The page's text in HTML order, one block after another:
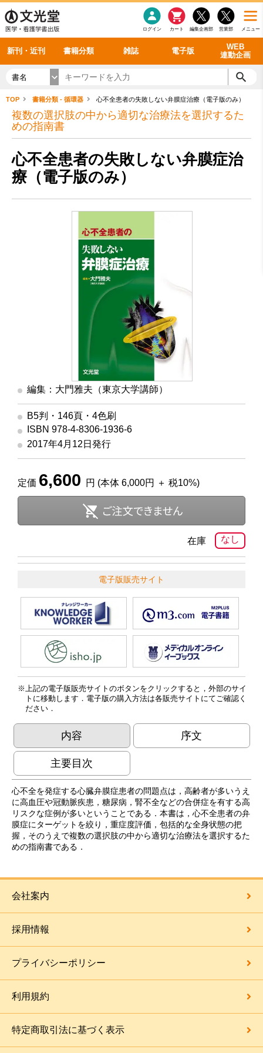
メニュー
営業部
編集企画部
カート
ログイン
新刊・近刊 書籍分類 雑誌 電子版
WEB
連動企画
感染症 老年医学
看護・介護
呼吸器
循環器
シリーズ一覧
雑誌投稿規定
理学療法
雑誌案内・年間購読 最新号 バックナンバー
電子書籍
電子雑誌
書籍「データに基づく臨床動作分析」WEB動画
書籍「眼手術学」WEB動画
書籍「神経症候学 II 改訂第二版」 WEB動画
新刊一覧
今後の発行予定
書名
TOP 書籍分類 - 循環器 心不全患者の失敗しない弁膜症治療（電子版のみ）
複数の選択肢の中から適切な治療法を選択するた
めの指南書
心不全患者の失敗しない弁膜症治
療（電子版のみ）
編集：大門雅夫（東京大学講師）
B5判・146頁・4色刷
ISBN 978-4-8306-1936-6
2017年4月12日発行
定価 6,600 円 (本体 6,000円 ＋ 税10%)
なし
在庫
電子版販売サイト
上記の電子版販売サイトのボタンをクリックすると，外部のサイ
トに移動します．電子版の購入方法は各販売サイトにてご確認く
ださい．
内容 序文
主要目次
心不全を発症する心臓弁膜症患者の問題点は，高齢者が多いうえ
に高血圧や冠動脈疾患，糖尿病，腎不全などの合併症を有する高
リスクな症例が多いということである．本書は，心不全患者の弁
膜症にターゲットを絞り，重症度評価，包括的な全身状態の把
握，そのうえで複数の選択肢の中から適切な治療法を選択するた
めの指南書である．
会社案内
採用情報
プライバシーポリシー
利用規約
特定商取引法に基づく表示